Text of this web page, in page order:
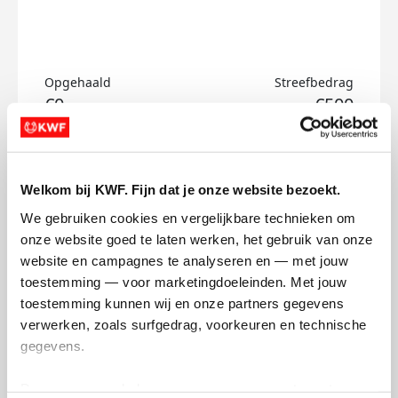
Welkom bij KWF. Fijn dat je onze website bezoekt.
We gebruiken cookies en vergelijkbare technieken om
onze website goed te laten werken, het gebruik van onze
website en campagnes te analyseren en — met jouw
toestemming — voor marketingdoeleinden. Met jouw
toestemming kunnen wij en onze partners gegevens
verwerken, zoals surfgedrag, voorkeuren en technische
gegevens.
Opgehaald
€0
Streefbedrag
€500
Doneer
Tom's badges